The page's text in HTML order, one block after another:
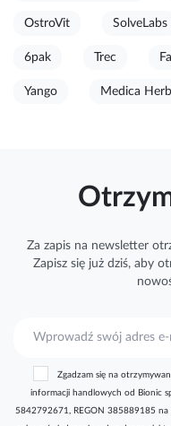
OstroVit SolveLabs
6pak Trec
Yango Medica
Za zapis na newsletter
Zapisz się już dziś, aby
r
Zgadzam się na
informacji handlowych od Bionic
5842792671, REGON 385889185 na